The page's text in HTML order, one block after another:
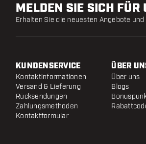
MELDEN SIE SICH FÜR
Erhalten Sie die neuesten Angebote
KUNDENSERVICE
Kontaktinformationen
Versand & Lieferung
Rücksendungen
Zahlungsmethoden
Kontaktformular
ÜBER
Über uns
Blogs